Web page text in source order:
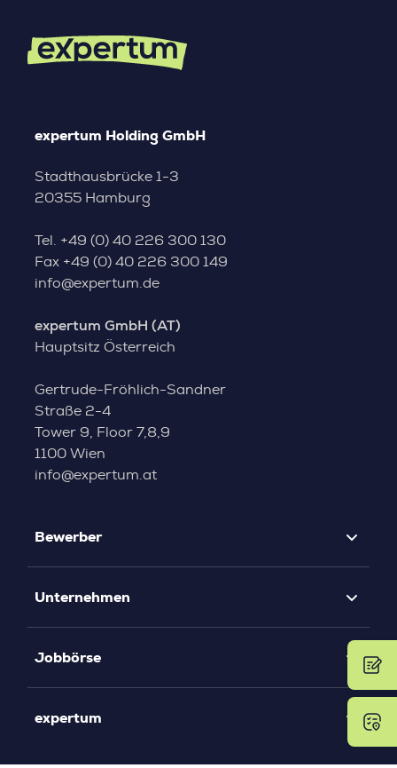
expertum Holding GmbH
Stadthausbrücke 1-3
20355 Hamburg
Tel. +49 (0) 40 226 300 130
Fax +49 (0) 40 226 300 149
info@expertum.de
expertum GmbH (AT)
Hauptsitz Österreich
Gertrude-Fröhlich-Sandner
Straße 2-4
Tower 9, Floor 7,8,9
1100 Wien
info@expertum.at
Bewerber
Unternehmen
Jobbörse
expertum